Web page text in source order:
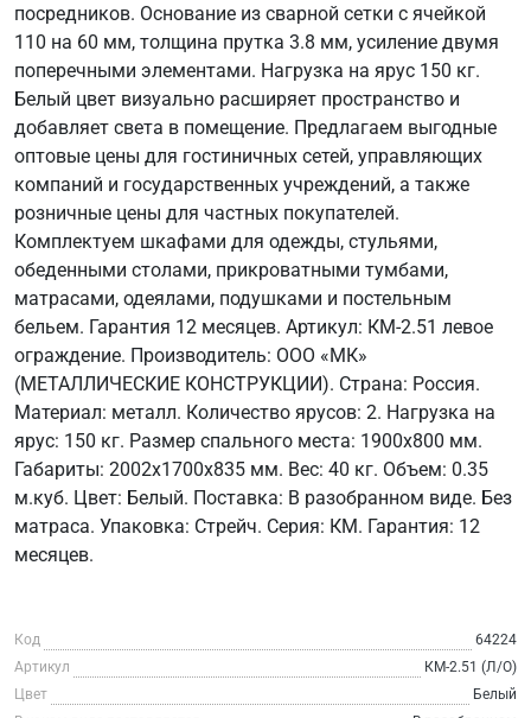
посредников. Основание из сварной сетки с ячейкой
110 на 60 мм, толщина прутка 3.8 мм, усиление двумя
поперечными элементами. Нагрузка на ярус 150 кг.
Белый цвет визуально расширяет пространство и
добавляет света в помещение. Предлагаем выгодные
оптовые цены для гостиничных сетей, управляющих
компаний и государственных учреждений, а также
розничные цены для частных покупателей.
Комплектуем шкафами для одежды, стульями,
обеденными столами, прикроватными тумбами,
матрасами, одеялами, подушками и постельным
бельем. Гарантия 12 месяцев. Артикул: КМ-2.51 левое
ограждение. Производитель: ООО «МК»
(МЕТАЛЛИЧЕСКИЕ КОНСТРУКЦИИ). Страна: Россия.
Материал: металл. Количество ярусов: 2. Нагрузка на
ярус: 150 кг. Размер спального места: 1900х800 мм.
Габариты: 2002х1700х835 мм. Вес: 40 кг. Объем: 0.35
м.куб. Цвет: Белый. Поставка: В разобранном виде. Без
матраса. Упаковка: Стрейч. Серия: КМ. Гарантия: 12
месяцев.
Код
64224
Артикул
КМ-2.51 (Л/О)
Цвет
Белый